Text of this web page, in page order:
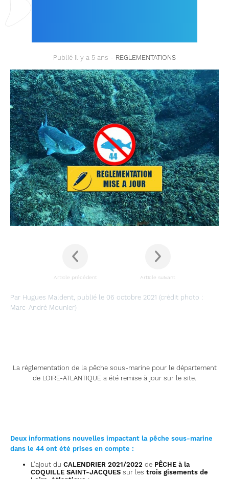
Publié il y a 5 ans - REGLEMENTATIONS
Article précédent Article suivant
Par Hugues Maldent, publié le 06 octobre 2021 (crédit photo :
Marc-André Mounier)
La réglementation de la pêche sous-marine pour le département
de LOIRE-ATLANTIQUE a été remise à jour sur le site.
Deux informations nouvelles impactant la pêche sous-marine
dans le 44 ont été prises en compte :
L’ajout du CALENDRIER 2021/2022 de PÊCHE à la
COQUILLE SAINT-JACQUES sur les trois gisements de